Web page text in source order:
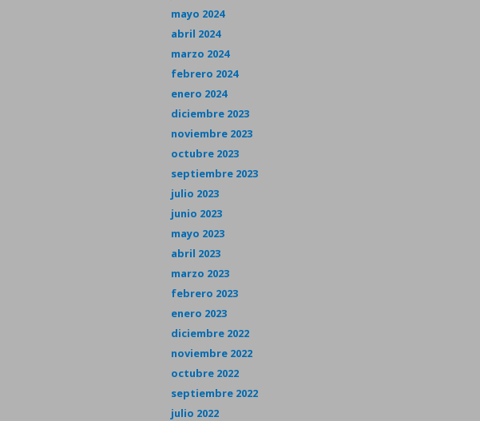
mayo 2024
abril 2024
marzo 2024
febrero 2024
enero 2024
diciembre 2023
noviembre 2023
octubre 2023
septiembre 2023
julio 2023
junio 2023
mayo 2023
abril 2023
marzo 2023
febrero 2023
enero 2023
diciembre 2022
noviembre 2022
octubre 2022
septiembre 2022
julio 2022